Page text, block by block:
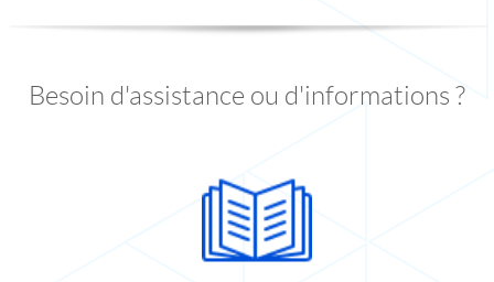
Besoin d'assistance ou d'informations ?